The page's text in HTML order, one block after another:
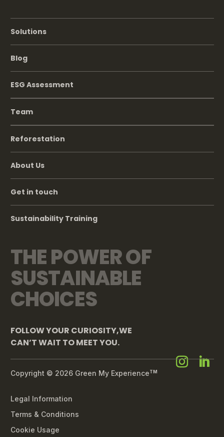
Solutions
Blog
ESG Assessment
Team
Reforestation
About Us
Get in touch
Sustainability Training
THE POWER OF
SUSTAINABLE
CHOICES
FOLLOW YOUR CURIOSITY,WE
CAN’T WAIT TO MEET YOU.
Copyright © 2026 Green My ExperienceTM
Legal Information
Terms & Conditions
Cookie Usage